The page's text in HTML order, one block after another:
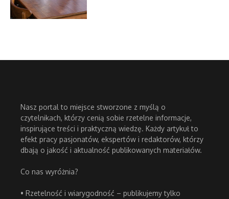
Nasz portal to miejsce stworzone z myślą o
czytelnikach, którzy cenią sobie rzetelne informacje,
inspirujące treści i praktyczną wiedzę. Każdy artykuł to
efekt pracy pasjonatów, ekspertów i redaktorów, którzy
dbają o jakość i aktualność publikowanych materiałów.
Co nas wyróżnia?
• Rzetelność i wiarygodność – publikujemy tylko